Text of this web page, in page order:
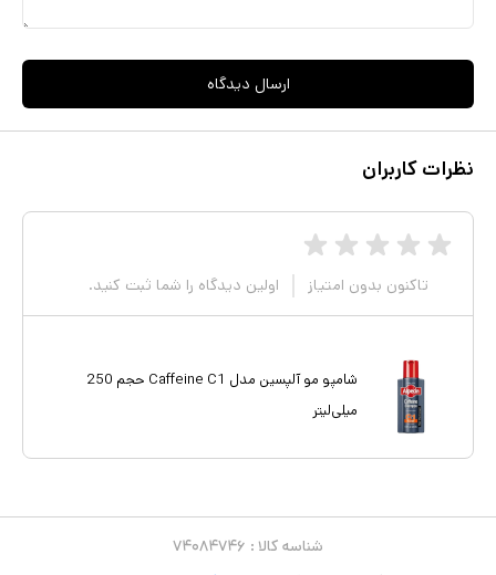
ارسال دیدگاه
نظرات کاربران
تاکنون بدون امتیاز اولین دیدگاه را شما ثبت کنید.
شامپو مو آلپسین مدل Caffeine C1 حجم 250
میلی‌لیتر
شناسه کالا : ۷۴۰۸۴۷۴۶